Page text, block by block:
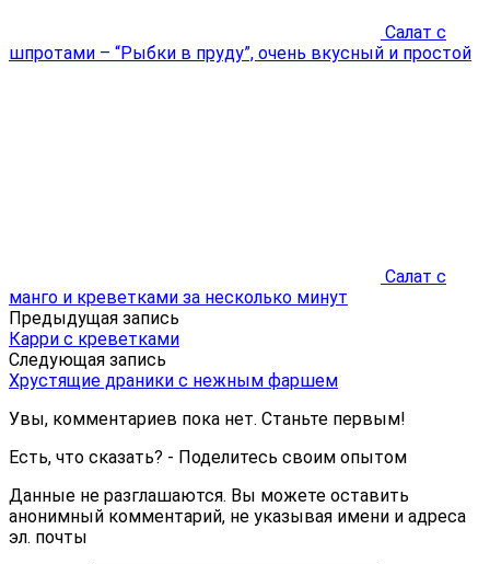
Салат с
шпротами – “Рыбки в пруду”, очень вкусный и простой
Салат с
манго и креветками за несколько минут
Предыдущая запись
Карри с креветками
Следующая запись
Хрустящие драники с нежным фаршем
Увы, комментариев пока нет. Станьте первым!
Есть, что сказать? - Поделитесь своим опытом
Данные не разглашаются. Вы можете оставить
анонимный комментарий, не указывая имени и адреса
эл. почты